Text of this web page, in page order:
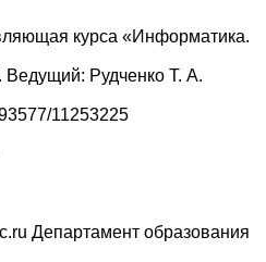
курса «Информатика.
Рудченко Т. А.
11253225
Департамент образования